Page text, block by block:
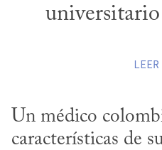
LEER
Un médico
características de